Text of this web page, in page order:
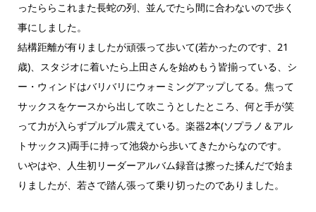
ったららこれまた長蛇の列、並んでたら間に合わないので歩く
事にしました。
結構距離が有りましたが頑張って歩いて(若かったのです、21
歳)、スタジオに着いたら上田さんを始めもう皆揃っている、シ
ー・ウィンドはバリバリにウォーミングアップしてる。焦って
サックスをケースから出して吹こうとしたところ、何と手が笑
って力が入らずプルプル震えている。楽器2本(ソプラノ＆アル
トサックス)両手に持って池袋から歩いてきたからなのです。
いやはや、人生初リーダーアルバム録音は擦った揉んだで始ま
りましたが、若さで踏ん張って乗り切ったのでありました。